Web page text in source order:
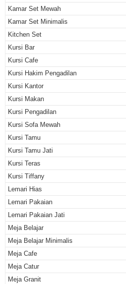
Kamar Set Mewah
Kamar Set Minimalis
Kitchen Set
Kursi Bar
Kursi Cafe
Kursi Hakim Pengadilan
Kursi Kantor
Kursi Makan
Kursi Pengadilan
Kursi Sofa Mewah
Kursi Tamu
Kursi Tamu Jati
Kursi Teras
Kursi Tiffany
Lemari Hias
Lemari Pakaian
Lemari Pakaian Jati
Meja Belajar
Meja Belajar Minimalis
Meja Cafe
Meja Catur
Meja Granit